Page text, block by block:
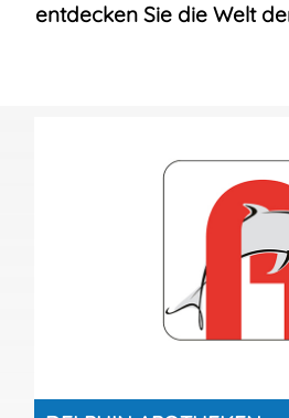
entdecken Sie die Welt